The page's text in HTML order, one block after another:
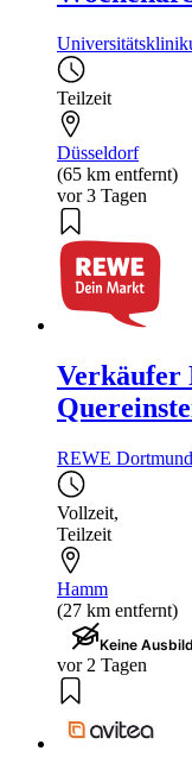
Teilzeit
Düsseldorf
(65 km entfernt)
vor 3 Tagen
Verkäufer
REWE
Vollzeit,
Teilzeit
Hamm
(27 km entfernt)
Keine
vor 2 Tagen